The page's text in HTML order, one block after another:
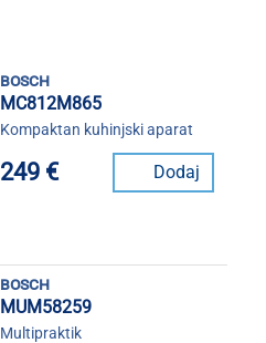
bosch
MC812M865
Kompaktan kuhinjski aparat
249 € Dodaj
bosch
MUM58259
Multipraktik